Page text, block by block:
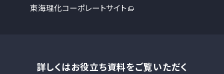
東海理化コーポレートサイト
詳しくはお役立ち資料をご覧いただく